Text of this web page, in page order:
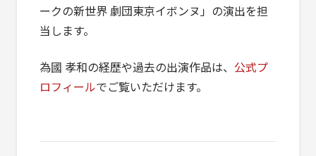
ークの新世界 劇団東京イボンヌ」の演出を担
当します。
為國 孝和の経歴や過去の出演作品は、 公式プ
ロフィールでご覧いただけます。